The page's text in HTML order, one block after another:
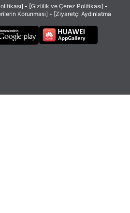
- [Gizlilik ve Çerez Politikası] -
Korunması] - [Ziyaretçi Aydınlatma